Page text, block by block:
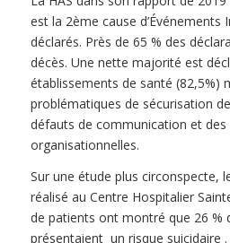
est la 2ème cause d’Événements
déclarés. Près de 65 % des
décès. Une nette majorité est
établissements de santé (82,5%)
problématiques de sécurisation
défauts de communication et des
organisationnelles.
Sur une étude plus circonspecte,
réalisé au Centre Hospitalier
de patients ont montré que 26 %
présentaient un risque suicidaire